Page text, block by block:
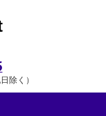
除く）